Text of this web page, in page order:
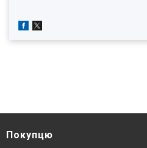
Покупцю